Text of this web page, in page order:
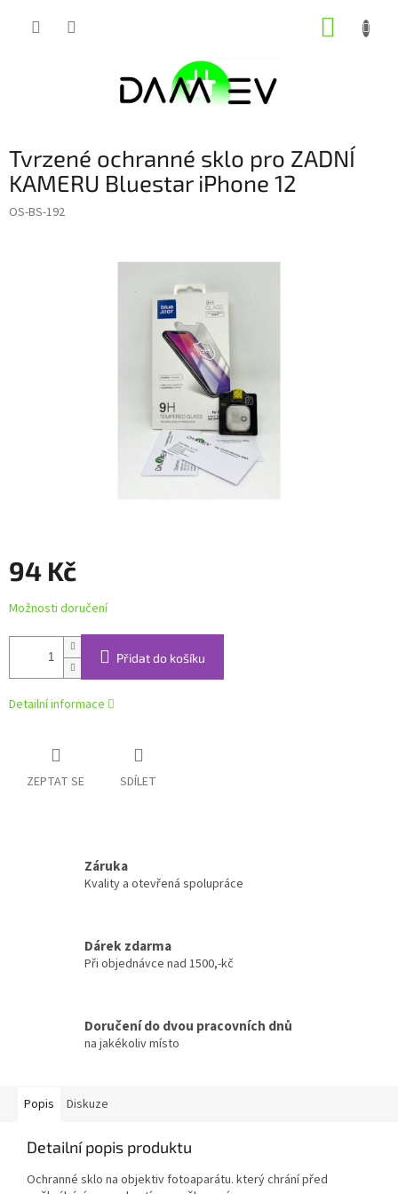
Tvrzené ochranné sklo pro ZADNÍ
KAMERU Bluestar iPhone 12
OS-BS-192
94 Kč
Měrná
cena:
Možnosti doručení
Přidat do košíku
Detailní informace
ZEPTAT SE SDÍLET
Záruka
Kvality a otevřená spolupráce
Dárek zdarma
Při objednávce nad 1500,-kč
Doručení do dvou pracovních dnů
na jakékoliv místo
Popis Diskuze
Detailní popis produktu
Ochranné sklo na objektiv fotoaparátu. který chrání před